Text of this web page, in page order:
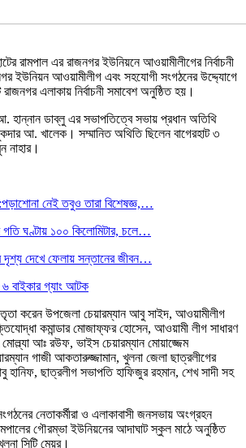
রামপাল এর রাজনগর ইউনিয়নে আওয়ামীলীগের নির্বাচনী
ইউনিয়ন আওয়ামীলীগ এবং সহযোগী সংগঠনের উদ্দ্যোগে
রাজনগর এলাকায় নির্বাচনী সমাবেশ অনুষ্ঠিত হয়।
হান্নান ডাব্লু এর সভাপতিত্বে সভায় প্রধান অতিথি
আ. খালেক। সম্মানিত অথিতি ছিলেন বাগেরহাট ৩
নাহার।
নেই তবুও তারা বিশেষজ্ঞ,…
গতি ঘণ্টায় ১০০ কিলোমিটার, চলে…
দৃশ্য দেখে ফেলায় সন্তানের জীবন…
৬ বাইকার গ্যাং আটক
করেন উপজেলা চেয়ারম্যান আবু সাইদ, আওয়ামীলীগ
কমান্ডার মোজাফ্ফর হোসেন, আওয়ামী লীগ সাধারণ
আঃ রউফ, ভাইস চেয়ারম্যান মোয়াজ্জেম
গাজী আকতারুজ্জামান, খুলনা জেলা ছাত্রলীগের
ছাত্রলীগ সভাপতি হাফিজুর রহমান, শেখ সাদী সহ
নেতাকর্মীরা ও এলাকাবাসী জনসভায় অংগ্রহন
গৌরম্ভা ইউনিয়নের আদাঘাট স্কুল মাঠে অনুষ্ঠিত
সিটি মেয়র।